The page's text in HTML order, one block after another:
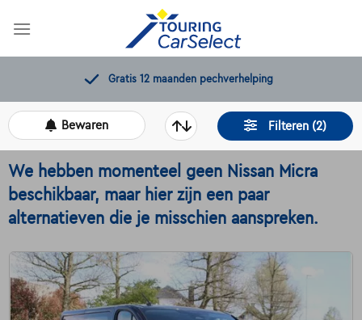
Gratis 12 maanden pechverhelping
Filteren (2)
Bewaren
We hebben momenteel geen Nissan Micra
beschikbaar, maar hier zijn een paar
alternatieven die je misschien aanspreken.